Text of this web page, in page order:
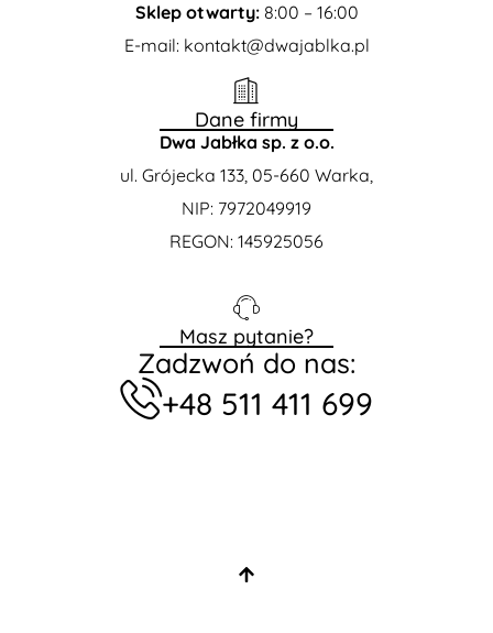
Sklep otwarty:8:00 – 16:00
E-mail: kontakt@dwajablka.pl
Dane firmy
Dwa Jabłka sp. z o.o.
ul. Grójecka 133, 05-660 Warka
NIP: 7972049919
REGON: 145925056
Masz pytanie?
Zadzwoń do nas:
+48 511 411 699